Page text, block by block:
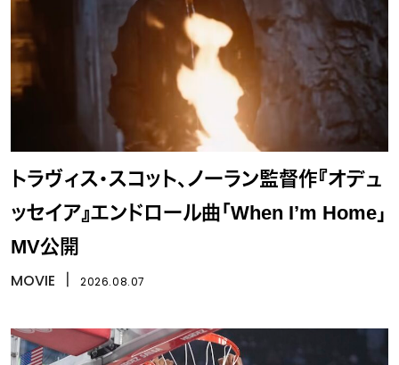
トラヴィス・スコット、ノーラン監督作『オデュ
ッセイア』エンドロール曲「When I’m Home」
MV公開
MOVIE 2026.08.07